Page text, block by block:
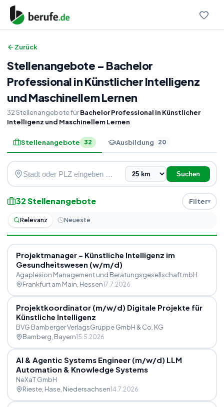
Zurück
Stellenangebote – Bachelor
Professional in Künstlicher Intelligenz
und Maschinellem Lernen
32StellenangebotefürBachelor Professional in Künstlicher
Intelligenz und Maschinellem Lernen
Stellenangebote 32 Ausbildung 20
Suchen
32Stellenangebote
Relevanz Neueste
Filter
Projektmanager – Künstliche Intelligenz im
Gesundheitswesen (w/m/d)
Agaplesion Management und Beratungsgesellschaft mbH
Frankfurt am Main , Hessen17.7.2026
Projektkoordinator (m/w/d) Digitale Projekte für
Künstliche Intelligenz
BVG Bamberger VerlagsGruppe GmbH & Co. KG
Bamberg , Bayern15.5.2026
AI & Agentic Systems Engineer (m/w/d) LLM
Automation & Knowledge Systems
NeXaT GmbH
Rieste, Hase, Niedersachsen14.7.2026